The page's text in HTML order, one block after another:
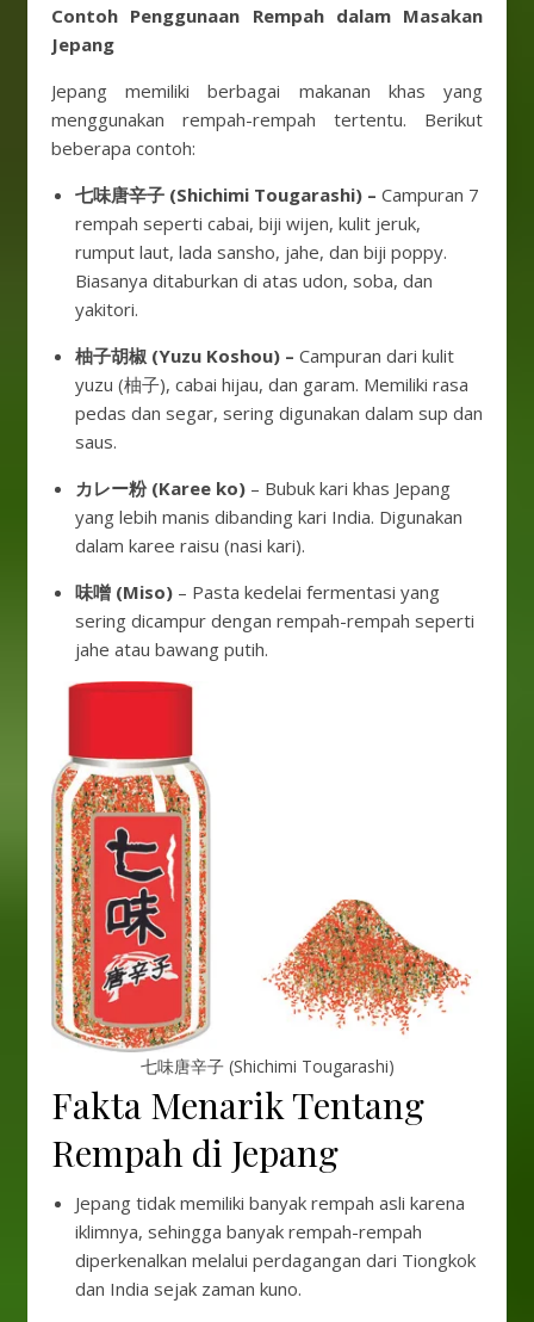
Contoh Penggunaan Rempah dalam Masakan
Jepang
Jepang memiliki berbagai makanan khas yang
menggunakan rempah-rempah tertentu. Berikut
beberapa contoh:
七味唐辛子 (Shichimi Tougarashi) – Campuran 7
rempah seperti cabai, biji wijen, kulit jeruk,
rumput laut, lada sansho, jahe, dan biji poppy.
Biasanya ditaburkan di atas udon, soba, dan
yakitori.
柚子胡椒 (Yuzu Koshou) – Campuran dari kulit
yuzu (柚子), cabai hijau, dan garam. Memiliki rasa
pedas dan segar, sering digunakan dalam sup dan
saus.
カレー粉 (Karee ko) – Bubuk kari khas Jepang
yang lebih manis dibanding kari India. Digunakan
dalam karee raisu (nasi kari).
味噌 (Miso) – Pasta kedelai fermentasi yang
sering dicampur dengan rempah-rempah seperti
jahe atau bawang putih.
七味唐辛子 (Shichimi Tougarashi)
Fakta Menarik Tentang
Rempah di Jepang
Jepang tidak memiliki banyak rempah asli karena
iklimnya, sehingga banyak rempah-rempah
diperkenalkan melalui perdagangan dari Tiongkok
dan India sejak zaman kuno.